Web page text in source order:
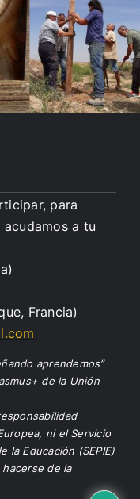
para
a tu
Francia)
aprendemos”
de la Unión
ni el Servicio
la Educación (SEPIE)
de la